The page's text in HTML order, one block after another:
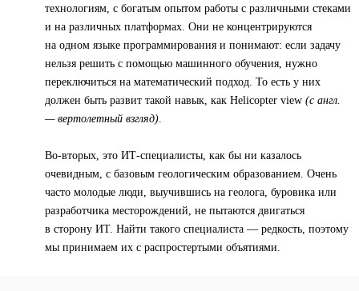
технологиям, с богатым опытом работы с различными стеками
и на различных платформах. Они не концентрируются
на одном языке программирования и понимают: если задачу
нельзя решить с помощью машинного обучения, нужно
переключиться на математический подход. То есть у них
должен быть развит такой навык, как Helicopter view (с англ.
— вертолетный взгляд).
Во-вторых, это ИТ-специалисты, как бы ни казалось
очевидным, с базовым геологическим образованием. Очень
часто молодые люди, выучившись на геолога, буровика или
разработчика месторождений, не пытаются двигаться
в сторону ИТ. Найти такого специалиста — редкость, поэтому
мы принимаем их с распростертыми объятиями.